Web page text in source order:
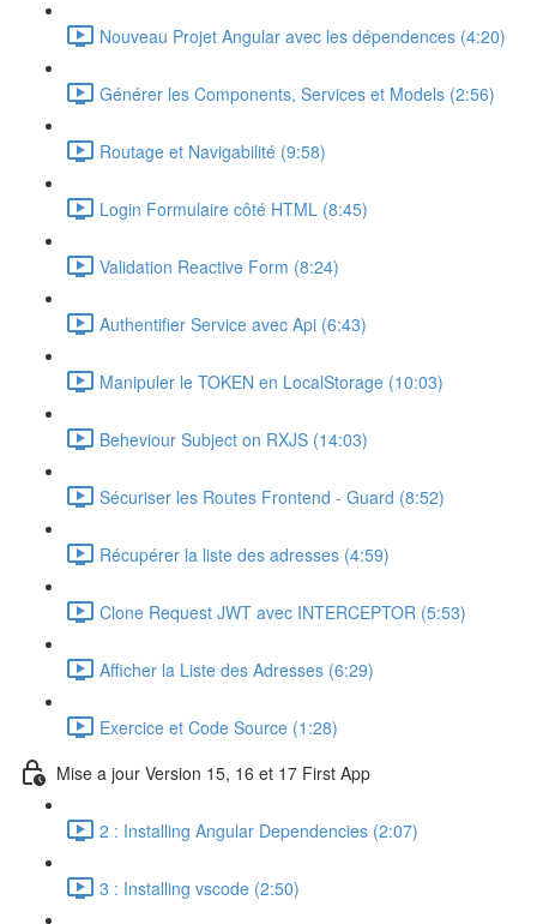
Nouveau Projet Angular avec les dépendences (4:20)
Générer les Components, Services et Models (2:56)
Routage et Navigabilité (9:58)
Login Formulaire côté HTML (8:45)
Validation Reactive Form (8:24)
Authentifier Service avec Api (6:43)
Manipuler le TOKEN en LocalStorage (10:03)
Beheviour Subject on RXJS (14:03)
Sécuriser les Routes Frontend - Guard (8:52)
Récupérer la liste des adresses (4:59)
Clone Request JWT avec INTERCEPTOR (5:53)
Afficher la Liste des Adresses (6:29)
Exercice et Code Source (1:28)
Mise a jour Version 15, 16 et 17 First App
2 : Installing Angular Dependencies (2:07)
3 : Installing vscode (2:50)